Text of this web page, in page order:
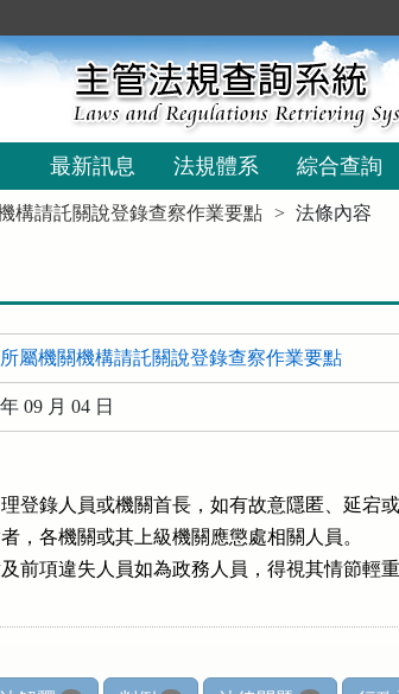
最新訊息 法規體系 綜合查詢
構請託關說登錄查察作業要點 法條內容
屬機關機構請託關說登錄查察作業要點
09 月 04 日
登錄人員或機關首長，如有故意隱匿、延宕
者，各機關或其上級機關應懲處相關人員。
及前項違失人員如為政務人員，得視其情節輕